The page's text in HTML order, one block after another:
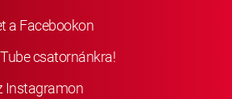
a Facebookon
csatornánkra!
Instagramon